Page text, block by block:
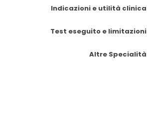
Indicazioni e utilità clinica
Test eseguito e limitazioni
Altre Specialità